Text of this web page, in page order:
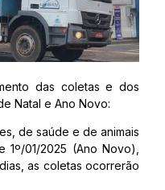
das coletas e dos
Natal e Ano Novo:
de saúde e de animais
1º/01/2025 (Ano Novo),
as coletas ocorrerão